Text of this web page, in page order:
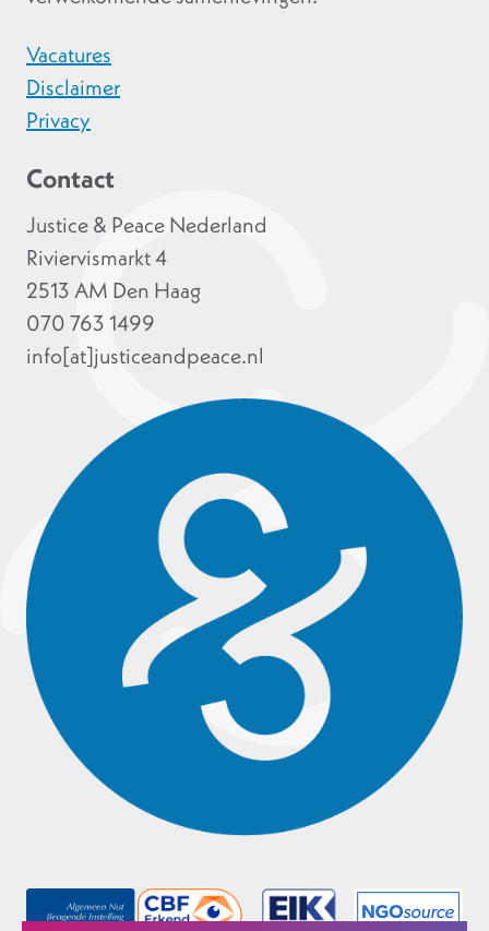
Vacatures
Disclaimer
Privacy
Contact
Justice & Peace Nederland
Riviervismarkt 4
2513 AM Den Haag
070 763 1499
info[at]justiceandpeace.nl